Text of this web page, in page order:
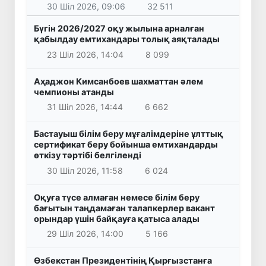
30 Шіл 2026, 09:06 32 511
Бүгін 2026/2027 оқу жылына арналған
қабылдау емтихандары толық аяқталады
23 Шіл 2026, 14:04
8 099
Аҳаджон Кимсанбоев шахматтан әлем
чемпионы атанды
31 Шіл 2026, 14:44
6 662
Бастауыш білім беру мұғалімдеріне ұлттық
сертификат беру бойынша емтихандарды
өткізу тәртібі белгіленді
30 Шіл 2026, 11:58
6 024
Оқуға түсе алмаған немесе білім беру
бағытын таңдамаған талапкерлер вакант
орындар үшін байқауға қатыса алады
29 Шіл 2026, 14:00
5 166
Өзбекстан Президентінің Қырғызстанға